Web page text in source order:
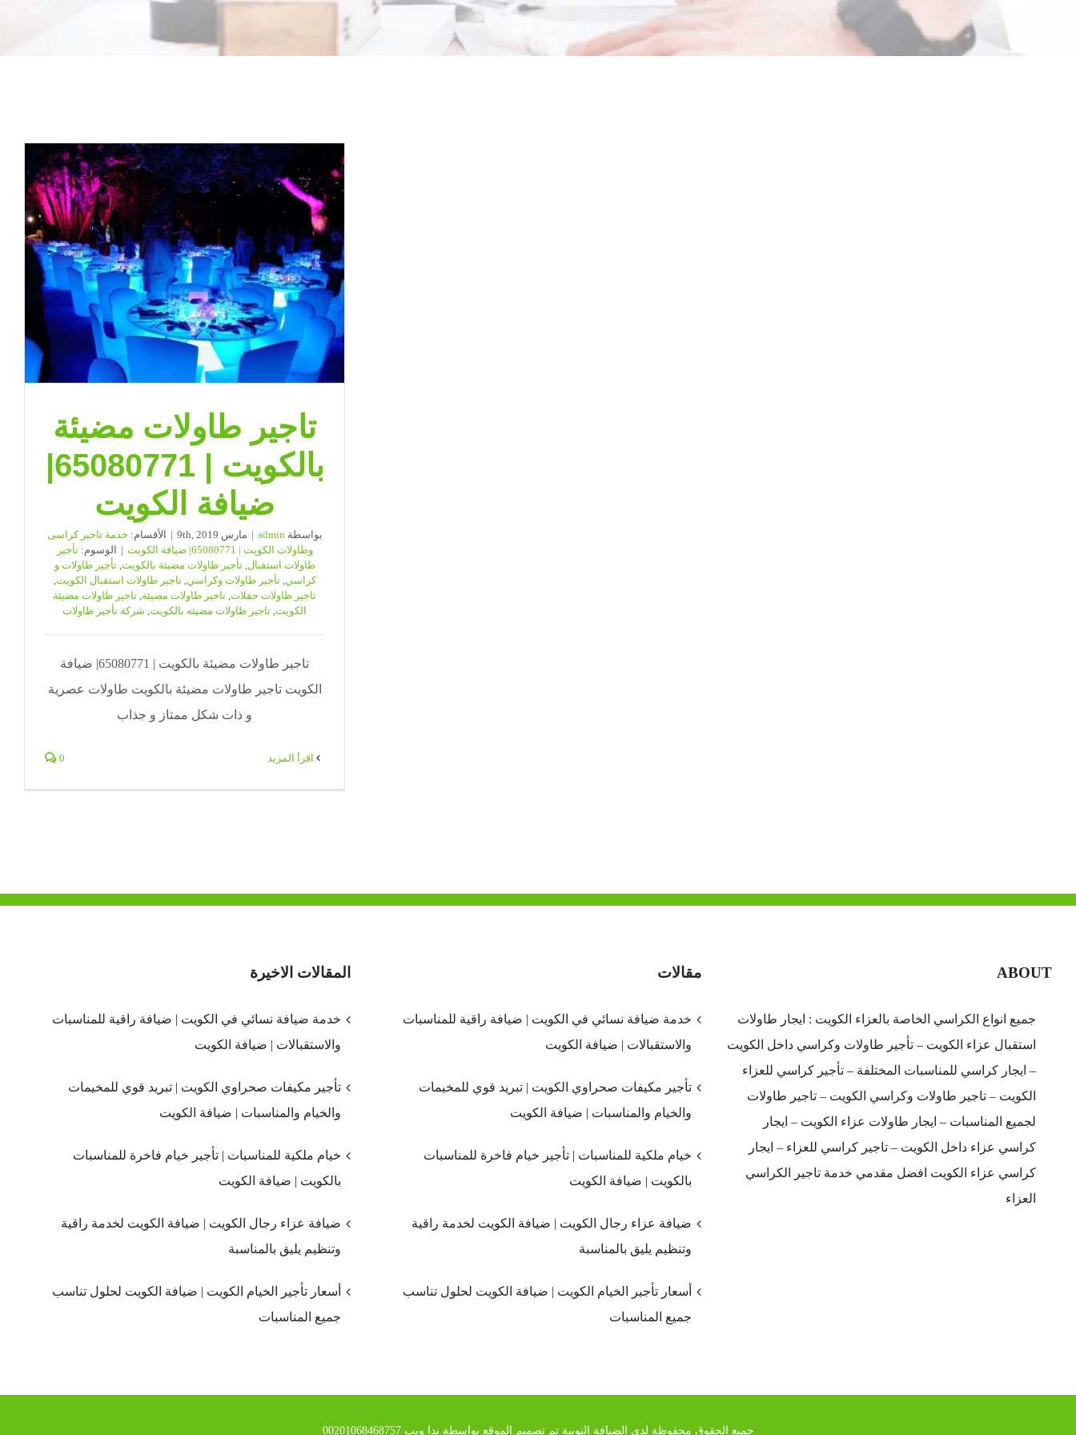
تاجير طاولات مضيئة
بالكويت | 65080771|
ضيافة الكويت
بواسطةadmin
| مارس 9th, 2019 | الأقسام: خدمة تاجير كراسى
وطاولات الكويت | 65080771| ضيافة الكويت
| الوسوم:تأجير
طاولات استقبال,تأجير طاولات مضيئة بالكويت,تأجير طاولات و
كراسي,تأجير طاولات وكراسي,تاجير طاولات استقبال الكويت,
تاجير طاولات حفلات, تاجير طاولات مضيئة, تاجير طاولات مضيئة
الكويت, تاجير طاولات مضيئه بالكويت, شركة تأجير طاولات
تاجير طاولات مضيئة بالكويت | 65080771| ضيافة
الكويت تاجير طاولات مضيئة بالكويت طاولات عصرية
و ذات شكل ممتاز و جذاب
‫اقرأ المزيد 0
ABOUT
جميع انواع الكراسي الخاصة بالعزاء الكويت : ايجار طاولات
استقبال عزاء الكويت – تأجير طاولات وكراسي داخل الكويت
– ايجار كراسي للمناسبات المختلفة – تأجير كراسي للعزاء
الكويت – تاجير طاولات وكراسي الكويت – تاجير طاولات
لجميع المناسبات – ايجار طاولات عزاء الكويت – ايجار
كراسي عزاء داخل الكويت – تاجير كراسي للعزاء – ايجار
كراسي عزاء الكويت افضل مقدمي خدمة تاجير الكراسي
العزاء
مقالات
خدمة ضيافة نسائي في الكويت | ضيافة راقية للمناسبات
والاستقبالات | ضيافة الكويت
تأجير مكيفات صحراوي الكويت | تبريد قوي للمخيمات
والخيام والمناسبات | ضيافة الكويت
خيام ملكية للمناسبات | تأجير خيام فاخرة للمناسبات
بالكويت | ضيافة الكويت
ضيافة عزاء رجال الكويت | ضيافة الكويت لخدمة راقية
وتنظيم يليق بالمناسبة
أسعار تأجير الخيام الكويت | ضيافة الكويت لحلول تناسب
جميع المناسبات
المقالات الاخيرة
خدمة ضيافة نسائي في الكويت | ضيافة راقية للمناسبات
والاستقبالات | ضيافة الكويت
تأجير مكيفات صحراوي الكويت | تبريد قوي للمخيمات
والخيام والمناسبات | ضيافة الكويت
خيام ملكية للمناسبات | تأجير خيام فاخرة للمناسبات
بالكويت | ضيافة الكويت
ضيافة عزاء رجال الكويت | ضيافة الكويت لخدمة راقية
وتنظيم يليق بالمناسبة
أسعار تأجير الخيام الكويت | ضيافة الكويت لحلول تناسب
جميع المناسبات
جميع الحقوق محفوظة لدي الضيافة النوبية تم تصميم الموقع بواسطة ندا ويب 00201068468757